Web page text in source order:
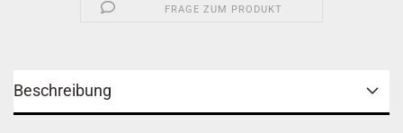
FRAGE ZUM PRODUKT
Beschreibung